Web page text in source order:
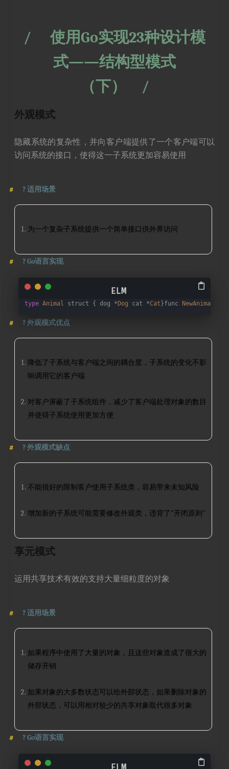
/
使用Go实现23种设计模
式——结构型模式
（下）
/
外观模式
隐藏系统的复杂性，并向客户端提供了一个客户端可以
访问系统的接口，使得这一子系统更加容易使用
?适用场景
为一个复杂子系统提供一个简单接口供外界访问
?Go语言实现
type Animal struct { dog * Dog cat *Cat }func NewAnimal
?外观模式优点
降低了子系统与客户端之间的耦合度，子系统的变化不影
响调用它的客户端
对客户屏蔽了子系统组件，减少了客户端处理对象的数目
并使得子系统使用更加方便
?外观模式缺点
不能很好的限制客户使用子系统类，容易带来未知风险
增加新的子系统可能需要修改外观类，违背了"开闭原则"
享元模式
运用共享技术有效的支持大量细粒度的对象
?适用场景
如果程序中使用了大量的对象，且这些对象造成了很大的
储存开销
如果对象的大多数状态可以给外部状态，如果删除对象的
外部状态，可以用相对较少的共享对象取代很多对象
?Go语言实现